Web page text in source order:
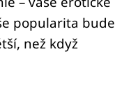
popularita bude
než když